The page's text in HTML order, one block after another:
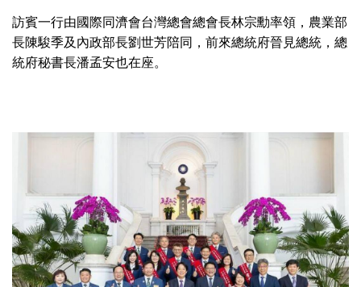
訪賓一行由國際同濟會台灣總會總會長林宗勳率領，農業部
長陳駿季及內政部長劉世芳陪同，前來總統府晉見總統，總
統府秘書長潘孟安也在座。